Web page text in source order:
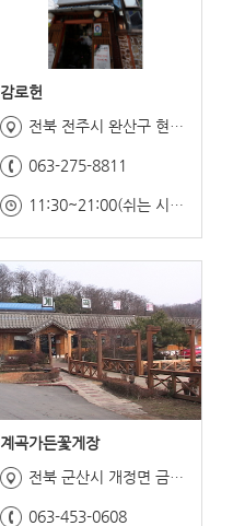
감로헌
전북 전주시 완산구 현무1길 20
063-275-8811
11:30~21:00(쉬는 시간 14:30~17:30)
계곡가든꽃게장
전북 군산시 개정면 금강로 470
063-453-0608